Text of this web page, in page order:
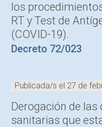
los
RT y Test de
(COVID-19).
Decreto 72/023
Publicada/s el 27 de
Derogación de las
sanitarias que